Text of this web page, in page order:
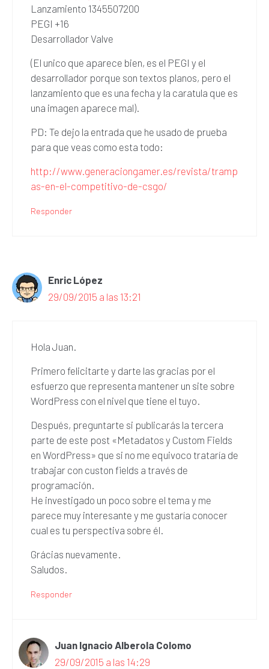
Lanzamiento 1345507200
PEGI +16
Desarrollador Valve
(El unico que aparece bien, es el PEGI y el
desarrollador porque son textos planos, pero el
lanzamiento que es una fecha y la caratula que es
una imagen aparece mal).
PD: Te dejo la entrada que he usado de prueba
para que veas como esta todo:
http://www.generaciongamer.es/revista/tramp
as-en-el-competitivo-de-csgo/
Responder
Enric López
29/09/2015 a las 13:21
Hola Juan.
Primero felicitarte y darte las gracias por el
esfuerzo que representa mantener un site sobre
WordPress con el nivel que tiene el tuyo.
Después, preguntarte si publicarás la tercera
parte de este post «Metadatos y Custom Fields
en WordPress» que si no me equivoco trataría de
trabajar con custon fields a través de
programación.
He investigado un poco sobre el tema y me
parece muy interesante y me gustaría conocer
cual es tu perspectiva sobre él.
Grácias nuevamente.
Saludos.
Responder
Juan Ignacio Alberola Colomo
29/09/2015 a las 14:29